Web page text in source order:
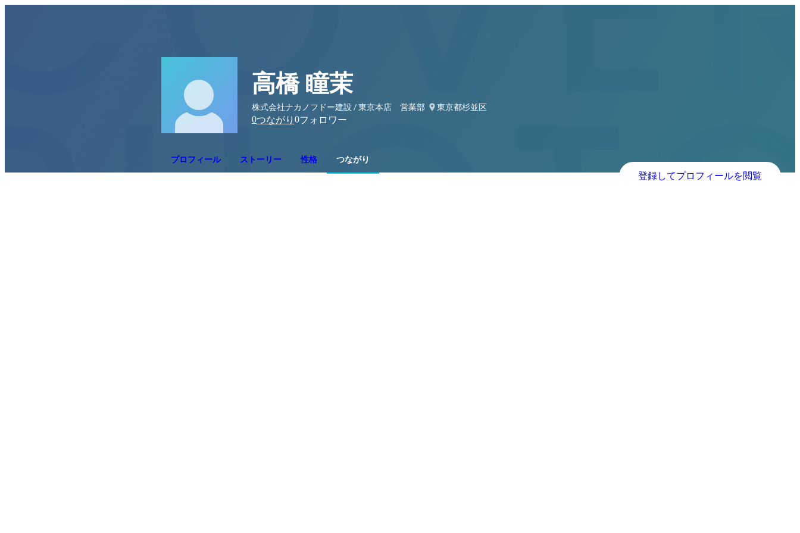
高橋 瞳茉
株式会社ナカノフドー建設 / 東京本店 営業部
東京都杉並区
0つながり 0フォロワー
プロフィール ストーリー 性格 つながり
登録してプロフィールを閲覧